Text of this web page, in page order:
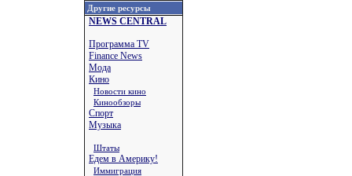
Другие ресурсы
NEWS CENTRAL
Программа TV
Finance News
Мода
Кино
Новости кино
Кинообзоры
Спорт
Музыка
Штаты
Едем в Америку!
Иммиграция